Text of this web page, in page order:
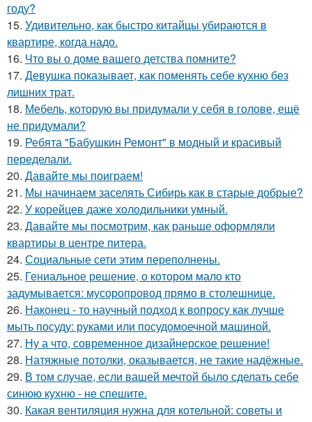
году?
15. Удивительно, как быстро китайцы убираются в
квартире, когда надо.
16. Что вы о доме вашего детства помните?
17. Девушка показывает, как поменять себе кухню без
лишних трат.
18. Мебель, которую вы придумали у себя в голове, ещё
не придумали?
19. Ребята "Бабушкин Ремонт" в модный и красивый
переделали.
20. Давайте мы поиграем!
21. Мы начинаем заселять Сибирь как в старые добрые?
22. У корейцев даже холодильники умный.
23. Давайте мы посмотрим, как раньше оформляли
квартиры в центре питера.
24. Социальные сети этим переполнены.
25. Гениальное решение, о котором мало кто
задумывается: мусоропровод прямо в столешнице.
26. Наконец - то научный подход к вопросу как лучше
мыть посуду: руками или посудомоечной машиной.
27. Ну а что, современное дизайнерское решение!
28. Натяжные потолки, оказывается, не такие надёжные.
29. В том случае, если вашей мечтой было сделать себе
синюю кухню - не спешите.
30. Какая вентиляция нужна для котельной: советы и